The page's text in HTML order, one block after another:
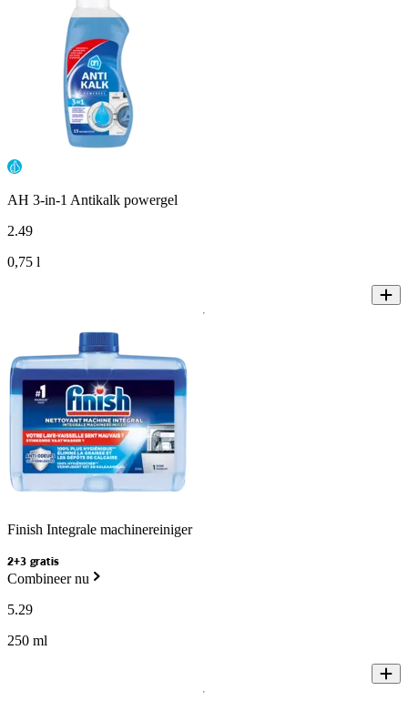
AH 3-in-1 Antikalk powergel
2.49
0,75 l
Finish Integrale machinereiniger
2+3 gratis
Combineer nu
5.29
250 ml